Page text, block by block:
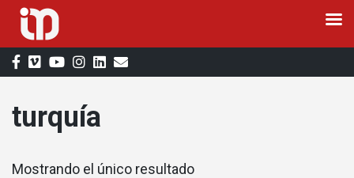
Saltar
al
turquía
Mostrando el único resultado